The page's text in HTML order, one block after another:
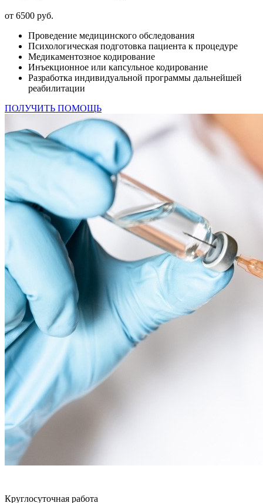
от 6500 руб.
Проведение медицинского обследования
Психологическая подготовка пациента к процедуре
Медикаментозное кодирование
Инъекционное или капсульное кодирование
Разработка индивидуальной программы дальнейшей
реабилитации
ПОЛУЧИТЬ ПОМОЩЬ
Круглосуточная работа